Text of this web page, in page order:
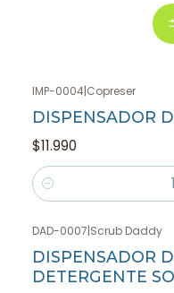
IMP-0004|Copreser
DISPENSADOR
$11.990
Cantidad
DAD-0007|Scrub Daddy
DISPENSADOR
DETERGENTE